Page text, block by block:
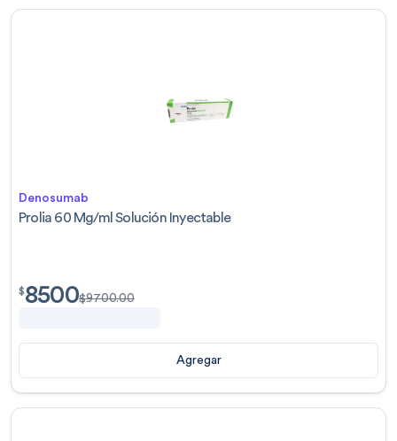
Denosumab
Prolia 60 Mg/ml Solución Inyectable
$8500.00
$8500$9700.00
Agregar